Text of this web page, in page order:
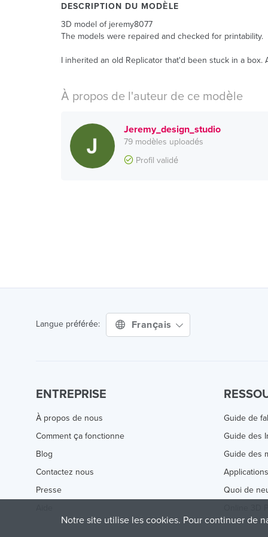
DESCRIPTION DU MODÈLE
3D model of jeremy8077
The models were repaired and checked for printability.
I inherited an old Replicator that'd been stuck in a box.
À propos de l'auteur de ce modèle
Jeremy_design_studio
79 modèles uploadés
Profil validé
Langue préférée: Français
ENTREPRISE
À propos de nous
Comment ça fonctionne
Blog
Contactez nous
Presse
Guide de
Guide des
Guide des
Applications
Quoi de
Notre site utilise les cookies. Pour continuer de